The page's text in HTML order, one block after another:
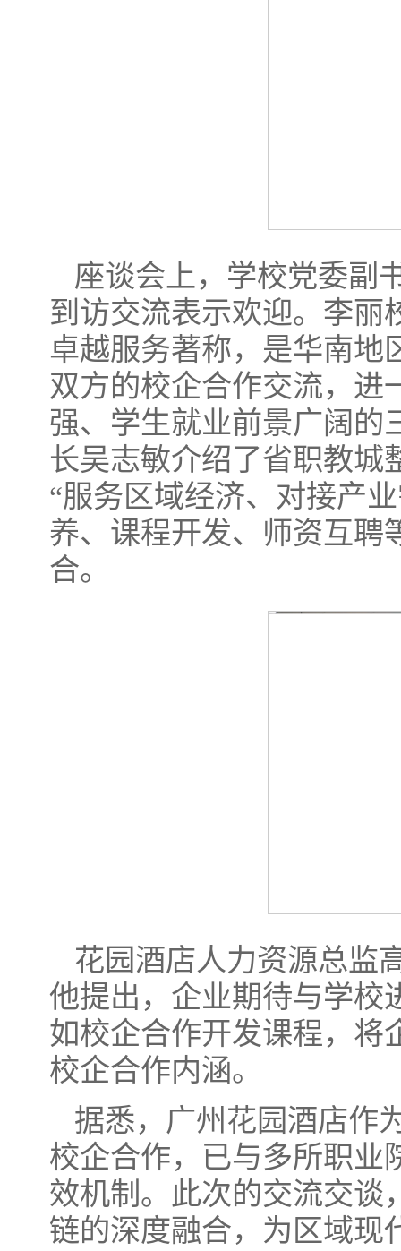
座谈会上，学校党委副
到访交流表示欢迎。李丽
卓越服务著称，是华南地
双方的校企合作交流，进
强、学生就业前景广阔的
长吴志敏介绍了省职教城
“服务区域经济、对接产
养、课程开发、师资互聘
合。
花园酒店人力资源总监
他提出，企业期待与学校
如校企合作开发课程，将
校企合作内涵。
据悉，广州花园酒店作
校企合作，已与多所职业
效机制。此次的交流交谈
链的深度融合，为区域现